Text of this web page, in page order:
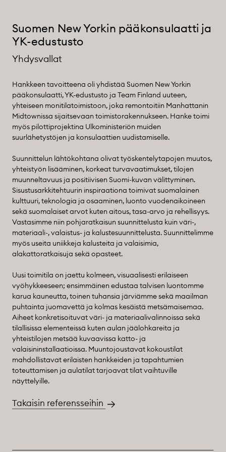
Suomen New Yorkin pääkonsulaatti ja
YK-edustusto
Yhdysvallat
Hankkeen tavoitteena oli yhdistää Suomen New Yorkin
pääkonsulaatti, YK-edustusto ja Team Finland uuteen,
yhteiseen monitilatoimistoon, joka remontoitiin Manhattanin
Midtownissa sijaitsevaan toimistorakennukseen. Hanke toimi
myös pilottiprojektina Ulkoministeriön muiden
suurlähetystöjen ja konsulaattien uudistamiselle.
Suunnittelun lähtökohtana olivat työskentelytapojen muutos,
yhteistyön lisääminen, korkeat turvavaatimukset, tilojen
muunneltavuus ja positiivisen Suomi-kuvan välittyminen.
Sisustusarkkitehtuurin inspiraationa toimivat suomalainen
kulttuuri, teknologia ja osaaminen, luonto vuodenaikoineen
sekä suomalaiset arvot kuten aitous, tasa-arvo ja rehellisyys.
Vastasimme niin pohjaratkaisun suunnittelusta kuin väri-,
materiaali-, valaistus- ja kalustesuunnittelusta. Suunnittelimme
myös useita uniikkeja kalusteita ja valaisimia,
alakattoratkaisuja sekä opasteet.
Uusi toimitila on jaettu kolmeen, visuaalisesti erilaiseen
vyöhykkeeseen; ensimmäinen edustaa talvisen luontomme
karua kauneutta, toinen tuhansia järviämme sekä maailman
puhtainta juomavettä ja kolmas kesäistä metsämaisemaa.
Aiheet konkretisoituvat väri- ja materiaalivalinnoissa sekä
tilallisissa elementeissä kuten aulan jäälohkareita ja
yhteistilojen metsää kuvaavissa katto- ja
valaisininstallaatioissa. Muuntojoustavat kokoustilat
mahdollistavat erilaisten hankkeiden ja tapahtumien
toteuttamisen ja aulatilat tarjoavat tilat vaihtuville
näyttelyille.
Takaisin referensseihin